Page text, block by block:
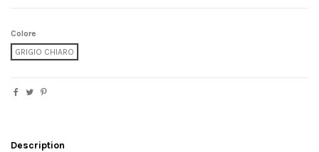
Colore
GRIGIO CHIARO
Description